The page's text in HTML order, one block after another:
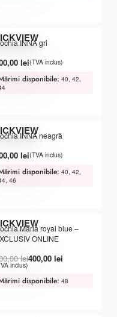
INNA gri
lei(TVA inclus)
disponibile: 40, 42,
INNA neagră
lei(TVA inclus)
disponibile: 40, 42,
46
OFF
Maria royal blue –
ONLINE
lei400,00 lei
inclus)
disponibile: 48